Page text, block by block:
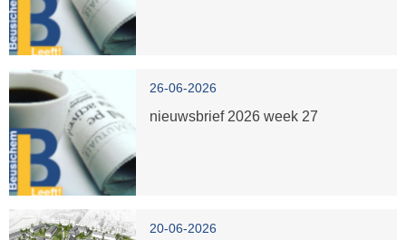
26-06-2026
nieuwsbrief 2026 week 27
20-06-2026